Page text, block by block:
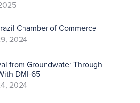
Chamber of Commerce
2024
from Groundwater Through
DMI-65
2024